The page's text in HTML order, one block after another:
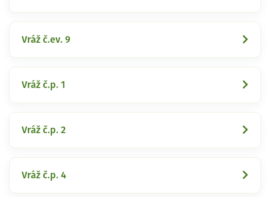
Vráž č.ev. 9
Vráž č.p. 1
Vráž č.p. 2
Vráž č.p. 4